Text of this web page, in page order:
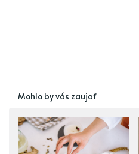
Mohlo by vás zaujať